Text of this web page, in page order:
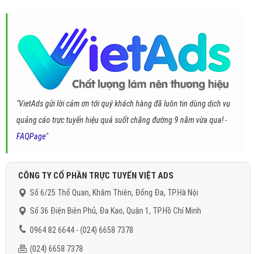
"VietAds gửi lời cảm ơn tới quý khách hàng đã luôn tin dùng dịch vụ
quảng cáo trực tuyến hiệu quả suốt chặng đường 9 năm vừa qua! -
FAQPage"
CÔNG TY CỔ PHẦN TRỰC TUYẾN VIỆT ADS
Số 6/25 Thổ Quan, Khâm Thiên, Đống Đa, TP.Hà Nội
Số 36 Điện Biên Phủ, Đa Kao, Quận 1, TP.Hồ Chí Minh
0964 82 6644 - (024) 6658 7378
(024) 6658 7378